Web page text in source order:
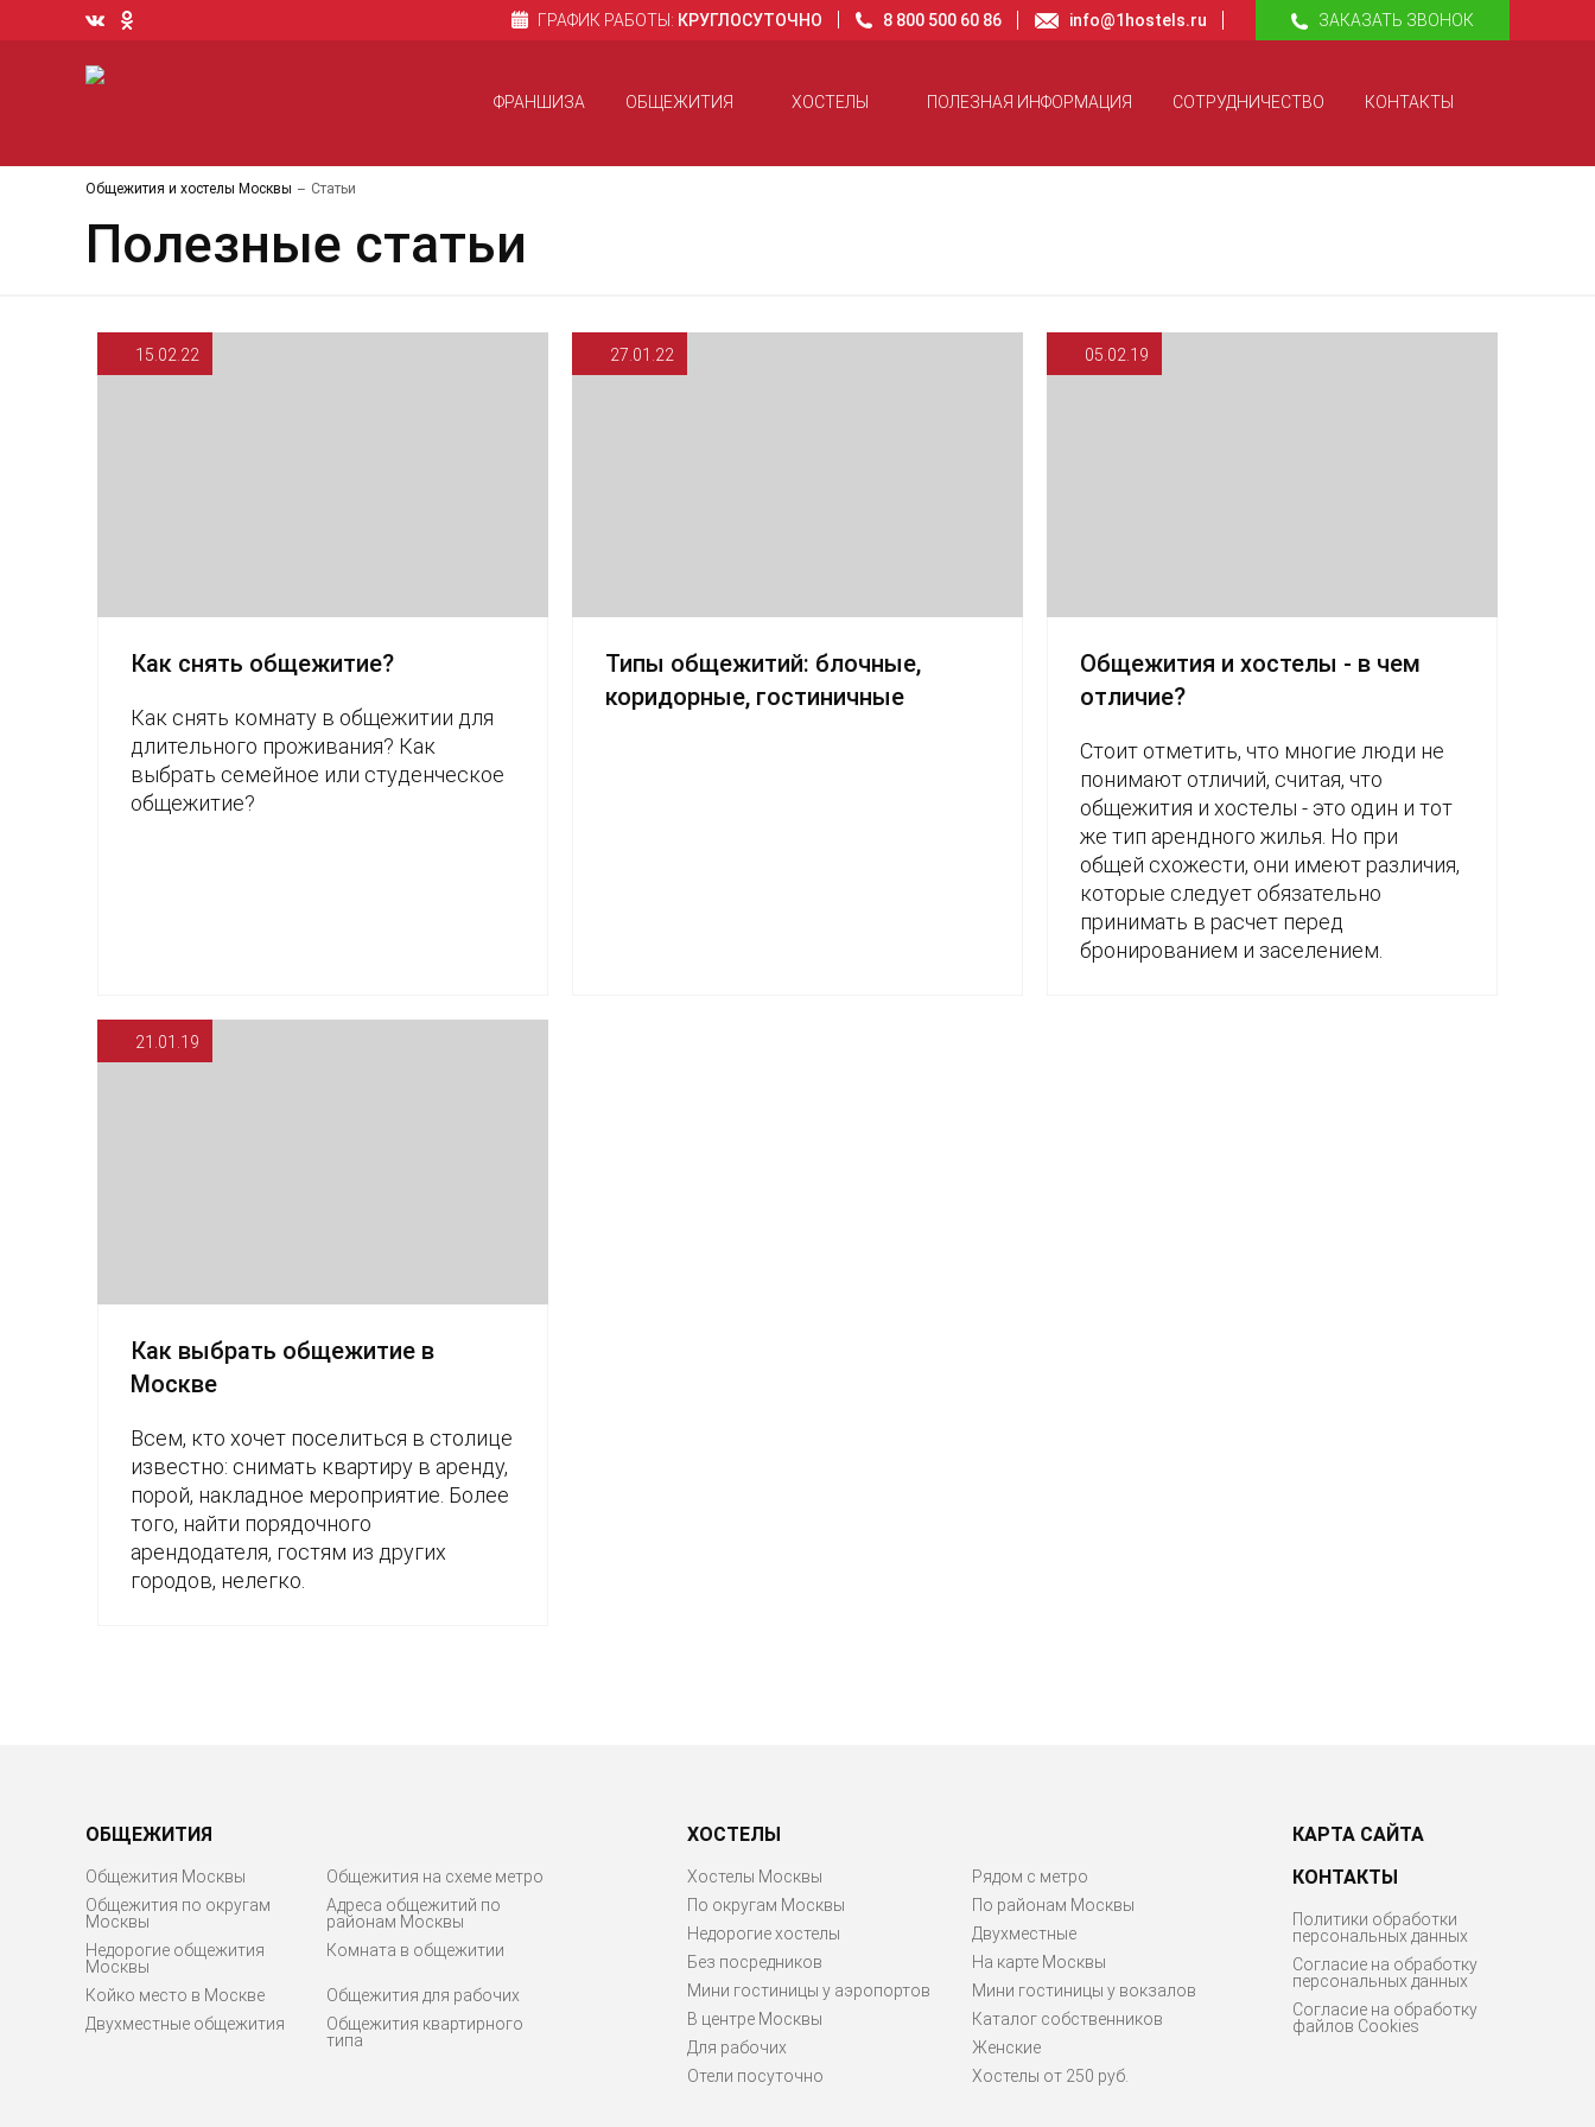
ГРАФИК РАБОТЫ: КРУГЛОСУТОЧНО 8 800 500 60 86 info@1hostels.ru ЗАКАЗАТЬ ЗВОНОК
ФРАНШИЗА ОБЩЕЖИТИЯ ХОСТЕЛЫ ПОЛЕЗНАЯ ИНФОРМАЦИЯ СОТРУДНИЧЕСТВО КОНТАКТЫ
Общежития и хостелы Москвы Статьи
Полезные статьи
15.02.22
Как снять общежитие?
Как снять комнату в общежитии для
длительного проживания? Как
выбрать семейное или студенческое
общежитие?
27.01.22
Типы общежитий: блочные,
коридорные, гостиничные
05.02.19
Общежития и хостелы - в чем
отличие?
Стоит отметить, что многие люди не
понимают отличий, считая, что
общежития и хостелы - это один и тот
же тип арендного жилья. Но при
общей схожести, они имеют различия,
которые следует обязательно
принимать в расчет перед
бронированием и заселением.
21.01.19
Как выбрать общежитие в
Москве
Всем, кто хочет поселиться в столице
известно: снимать квартиру в аренду,
порой, накладное мероприятие. Более
того, найти порядочного
арендодателя, гостям из других
городов, нелегко.
ОБЩЕЖИТИЯ
Общежития Москвы
Общежития на схеме метро
Общежития по округам
Москвы
Адреса общежитий по
районам Москвы
Недорогие общежития
Москвы
Комната в общежитии
Койко место в Москве
Общежития для рабочих
Двухместные общежития
Общежития квартирного
типа
ХОСТЕЛЫ
Хостелы Москвы
По округам Москвы
Недорогие хостелы
Без посредников
Мини гостиницы у аэропортов
В центре Москвы
Для рабочих
Отели посуточно
Рядом с метро
По районам Москвы
Двухместные
На карте Москвы
Мини гостиницы у вокзалов
Каталог собственников
Женские
Хостелы от 250 руб.
КАРТА САЙТА
КОНТАКТЫ
Политики обработки
персональных данных
Согласие на обработку
персональных данных
Согласие на обработку
файлов Cookies